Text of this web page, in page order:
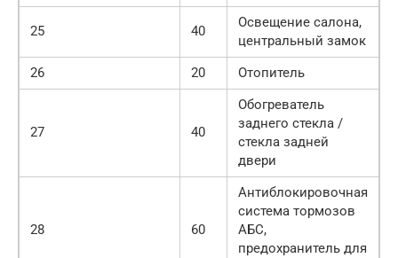
25 40
Освещение салона,
центральный замок
26
20 Отопитель
27 40
Обогреватель
заднего стекла /
стекла задней
двери
28 60
Антиблокировочная
система тормозов
АБС,
предохранитель для